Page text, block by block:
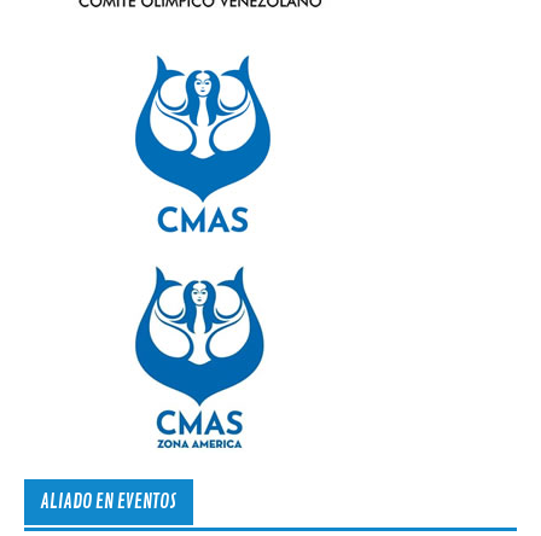
ALIADO EN EVENTOS